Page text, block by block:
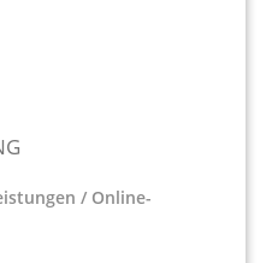
/ Online-